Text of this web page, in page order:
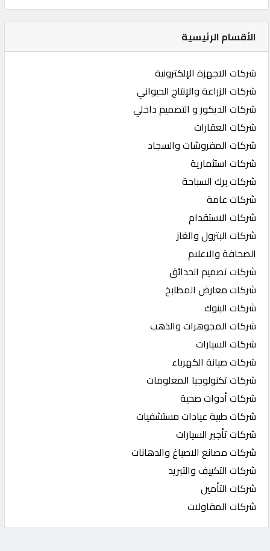
الأقسام الرئيسية
شركات الاجهزة الإلكترونية
شركات الزراعة والإنتاج الحيواني
شركات الديكور و التصميم داخلي
شركات العقارات
شركات المفروشات والسجاد
شركات استثمارية
شركات برك السباحة
شركات عامة
شركات الاستقدام
شركات البترول والغاز
الصحافة والاعلام
شركات تصميم الحدائق
شركات معارض المطابخ
شركات البنوك
شركات المجوهرات والذهب
شركات السيارات
شركات صيانة الكهرباء
شركات تكنولوجيا المعلومات
شركات أدوات صحية
شركات طبية عيادات مستشفيات
شركات تأجير السيارات
شركات مصانع الاصباغ والدهانات
شركات التكييف والتبريد
شركات التأمين
شركات المقاولات